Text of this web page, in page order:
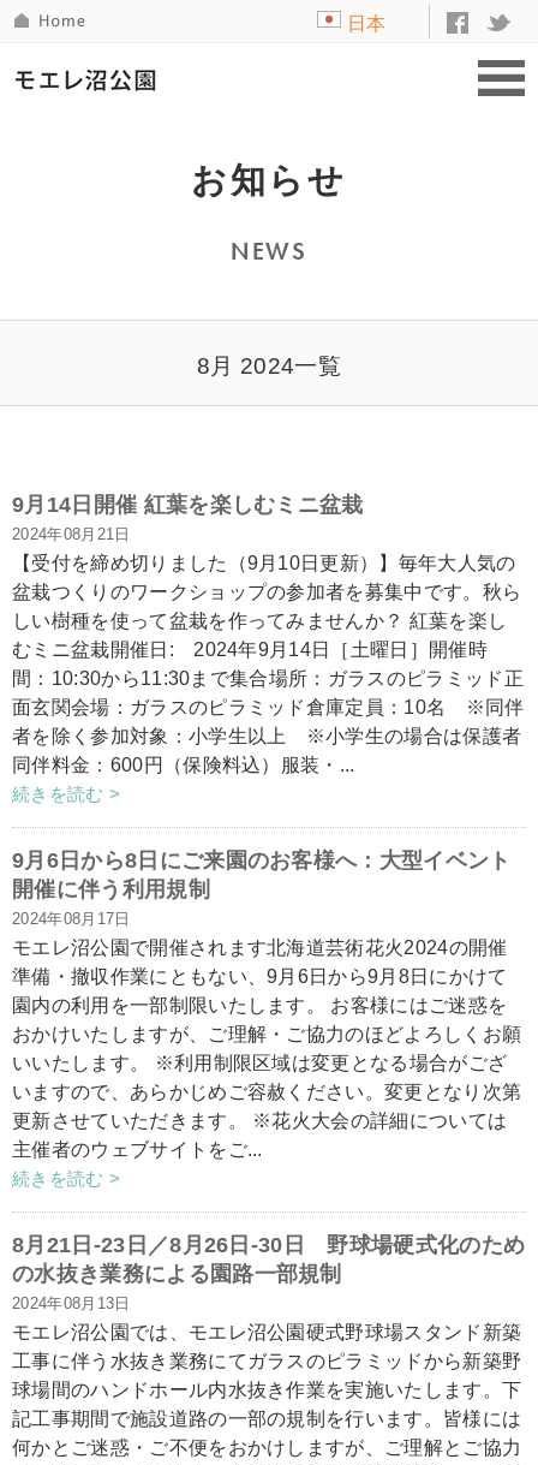
日本
お知らせ
NEWS
8月 2024一覧
9月14日開催 紅葉を楽しむミニ盆栽
2024年08月21日
【受付を締め切りました（9月10日更新）】毎年大人気の
盆栽つくりのワークショップの参加者を募集中です。秋ら
しい樹種を使って盆栽を作ってみませんか？ 紅葉を楽し
むミニ盆栽開催日: 2024年9月14日［土曜日］開催時
間：10:30から11:30まで集合場所：ガラスのピラミッド正
面玄関会場：ガラスのピラミッド倉庫定員：10名 ※同伴
者を除く参加対象：小学生以上 ※小学生の場合は保護者
同伴料金：600円（保険料込）服装・...
続きを読む >
9月6日から8日にご来園のお客様へ：大型イベント
開催に伴う利用規制
2024年08月17日
モエレ沼公園で開催されます北海道芸術花火2024の開催
準備・撤収作業にともない、9月6日から9月8日にかけて
園内の利用を一部制限いたします。 お客様にはご迷惑を
おかけいたしますが、ご理解・ご協力のほどよろしくお願
いいたします。 ※利用制限区域は変更となる場合がござ
いますので、あらかじめご容赦ください。変更となり次第
更新させていただきます。 ※花火大会の詳細については
主催者のウェブサイトをご...
続きを読む >
8月21日-23日／8月26日-30日 野球場硬式化のため
の水抜き業務による園路一部規制
2024年08月13日
モエレ沼公園では、モエレ沼公園硬式野球場スタンド新築
工事に伴う水抜き業務にてガラスのピラミッドから新築野
球場間のハンドホール内水抜き作業を実施いたします。下
記工事期間で施設道路の一部の規制を行います。皆様には
何かとご迷惑・ご不便をおかけしますが、ご理解とご協力